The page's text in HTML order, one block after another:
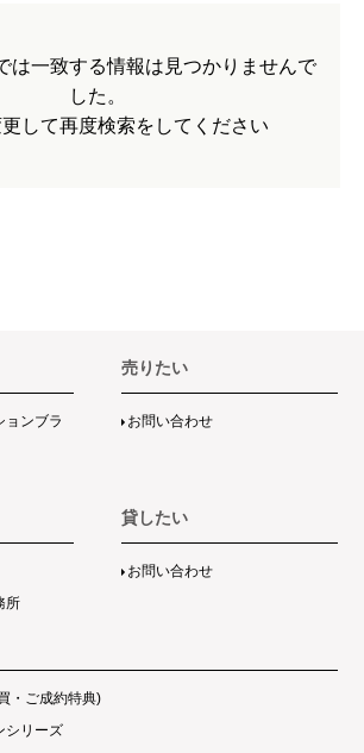
は一致する情報は見つかりませんで
した。
して再度検索をしてください
ョンブラ
売りたい
お問い合わせ
所
貸したい
お問い合わせ
・ご成約特典)
シリーズ